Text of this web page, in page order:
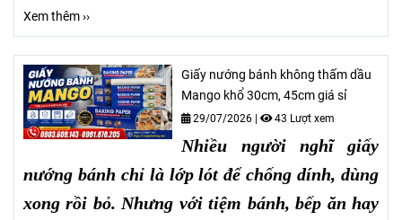
Xem thêm ››
Giấy nướng bánh không thấm dầu
Mango khổ 30cm, 45cm giá sỉ
29/07/2026 | 43 Lượt xem
Nhiều người nghĩ giấy
nướng bánh chỉ là lớp lót để chống dính, dùng
xong rồi bỏ. Nhưng với tiệm bánh, bếp ăn hay